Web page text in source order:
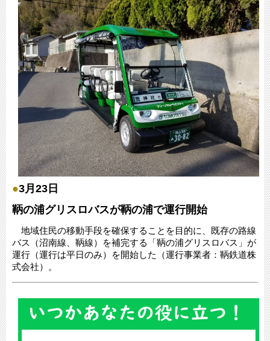
●3月23日
鞆の浦グリスロバスが鞆の浦で運行開始
地域住民の移動手段を確保することを目的に、既存の路線
バス（沼南線、鞆線）を補完する「鞆の浦グリスロバス」が
運行（運行は平日のみ）を開始した（運行事業者：鞆鉄道株
式会社）。